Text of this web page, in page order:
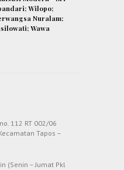
Wilopo;
Nuralam;
Wawa
112 RT 002/06
Tapos –
(Senin – Jumat Pkl